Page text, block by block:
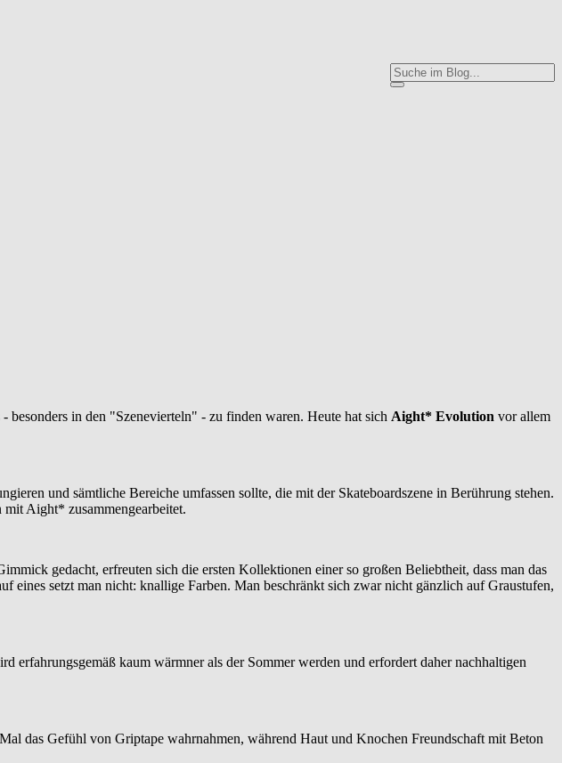
besonders in den "Szenevierteln" - zu finden waren. Heute hat sich Aight* Evolution vor allem
und sämtliche Bereiche umfassen sollte, die mit der Skateboardszene in Berührung stehen.
Aight* zusammengearbeitet.
gedacht, erfreuten sich die ersten Kollektionen einer so großen Beliebtheit, dass man das
setzt man nicht: knallige Farben. Man beschränkt sich zwar nicht gänzlich auf Graustufen,
erfahrungsgemäß kaum wärmner als der Sommer werden und erfordert daher nachhaltigen
das Gefühl von Griptape wahrnahmen, während Haut und Knochen Freundschaft mit Beton